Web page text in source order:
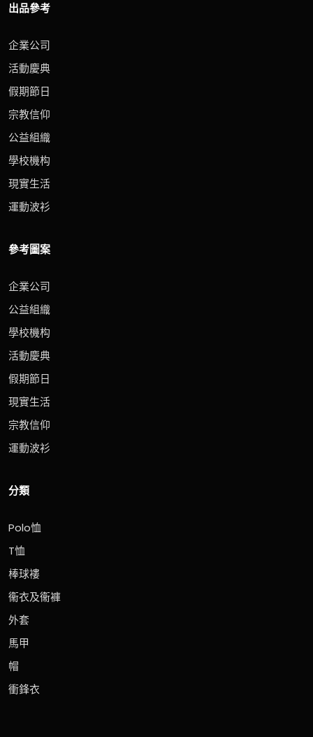
出品參考
企業公司
活動慶典
假期節日
宗教信仰
公益組織
學校機构
現實生活
運動波衫
參考圖案
企業公司
公益組織
學校機构
活動慶典
假期節日
現實生活
宗教信仰
運動波衫
分類
Polo恤
T恤
棒球褸
衞衣及衞褲
外套
馬甲
帽
衝鋒衣